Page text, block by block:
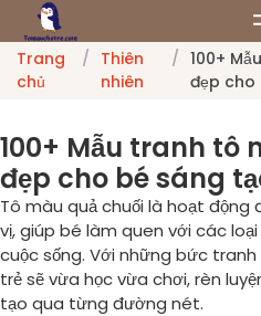
Trang
chủ
/ Thiên
nhiên
/ 100+
đẹp cho
100+ Mẫu tranh tô
đẹp cho bé sáng
Tô màu quả chuối là hoạt động
vị, giúp bé làm quen với các
cuộc sống. Với những bức
trẻ sẽ vừa học vừa chơi, rèn
tạo qua từng đường nét.